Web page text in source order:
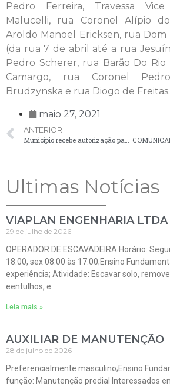
Pedro Ferreira, Travessa
Malucelli, rua Coronel Alípio
Aroldo Manoel Ericksen, rua
(da rua 7 de abril até a rua
Pedro Scherer, rua Barão Do
Camargo, rua Coronel
Brudzynska e rua Diogo de Freitas.
maio 27, 2021
ANTERIOR
Ultimas Notícias
VIAPLAN ENGENHARIA LTDA
29 de julho de 2026
OPERADOR DE ESCAVADEIRA Horário:
18:00, sex 08:00 às 17:00;Ensino
experiência; Atividade: Escavar solo,
eentulhos, e
Leia mais »
AUXILIAR DE MANUTENÇÃO
28 de julho de 2026
Preferencialmente masculino;Ensino
função: Manutenção predial Interessados